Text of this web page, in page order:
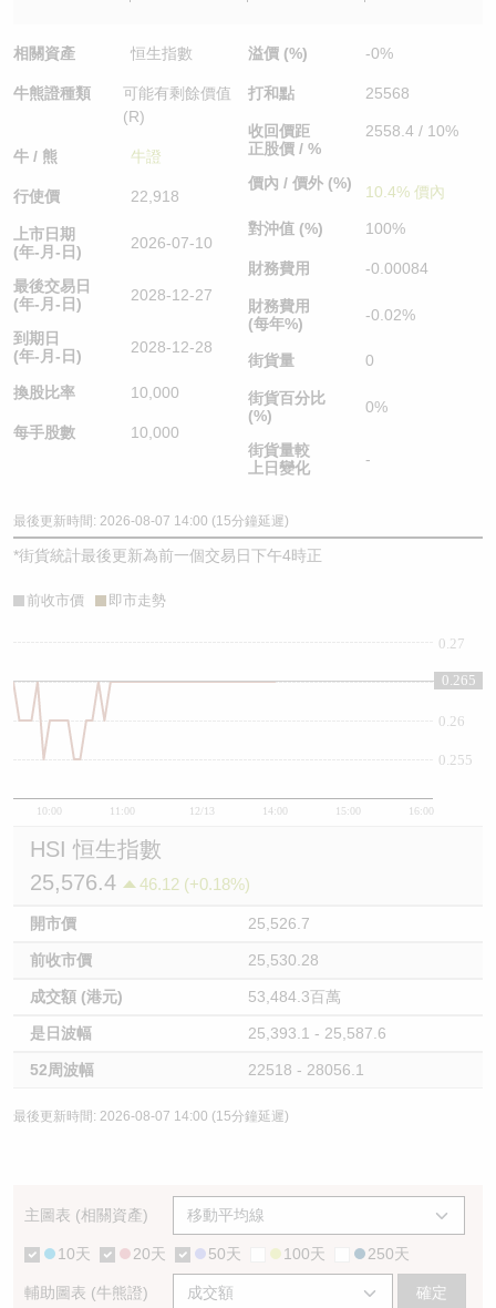
相關資產 恒生指數
牛熊證種類
可能有剩餘價值
(R)
牛 / 熊 牛證
行使價 22,918
上市日期
(年-月-日)
2026-07-10
最後交易日
(年-月-日)
2028-12-27
到期日
(年-月-日)
2028-12-28
換股比率 10,000
每手股數 10,000
溢價 (%) -0%
打和點 25568
收回價距
正股價 / %
2558.4 / 10%
價內 / 價外 (%) 10.4% 價內
對沖值 (%) 100%
財務費用 -0.00084
財務費用
(每年%)
-0.02%
街貨量 0
街貨百分比
(%)
0%
街貨量較
上日變化
-
最後更新時間: 2026-08-07 14:00 (15分鐘延遲)
*街貨統計最後更新為前一個交易日下午4時正
前收市價 即市走勢
10:00 11:00 12/13 14:00 15:00 16:00
0.255
0.26
0.265
0.27
0.265
HSI 恒生指數
25,576.4
46.12 (+0.18%)
開市價 25,526.7
前收市價 25,530.28
成交額 (港元) 53,484.3百萬
是日波幅 25,393.1 - 25,587.6
52周波幅 22518 - 28056.1
最後更新時間: 2026-08-07 14:00 (15分鐘延遲)
主圖表 (相關資產)
10天 20天 50天 100天 250天
輔助圖表 (牛熊證) 確定